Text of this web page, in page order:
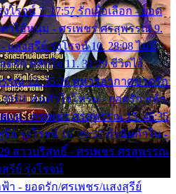
โรจน์ 7. 17:57 รักเผื่อเลือก - ยอด
ตาไอ้หนุ่ม - ศรเพชร ศรสุพรรณ 9.
แสงสุรีย์ รุ่งโรจน์ 10. 28:08 ไม่มี
ดรัก สลักใจ 11. 31:29 ชีวิตไอ้
รณ 12. 35:26 ทหารอากาศขาดรัก
39:01 คนหัวใจโทรม - ยอดรัก สลัก
ยแน่ - ศรเพชร ศรสุพรรณ 15. 46:35
ย์ รุ่งโรจน์ 16. 49:57 กำนันกำใน -
สาวบริสุทธิ์ - ศรเพชร ศรสุพรรณ
สุรีย์ รุ่งโรจน์
า - ยอดรัก/ศรเพชร/แสงสุรีย์